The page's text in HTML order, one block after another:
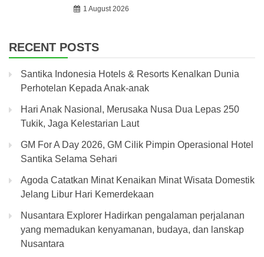
1 August 2026
RECENT POSTS
Santika Indonesia Hotels & Resorts Kenalkan Dunia
Perhotelan Kepada Anak-anak
Hari Anak Nasional, Merusaka Nusa Dua Lepas 250
Tukik, Jaga Kelestarian Laut
GM For A Day 2026, GM Cilik Pimpin Operasional Hotel
Santika Selama Sehari
Agoda Catatkan Minat Kenaikan Minat Wisata Domestik
Jelang Libur Hari Kemerdekaan
Nusantara Explorer Hadirkan pengalaman perjalanan
yang memadukan kenyamanan, budaya, dan lanskap
Nusantara